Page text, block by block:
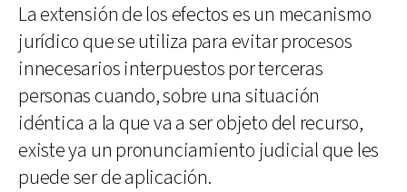
La extensión de los efectos es un mecanismo
jurídico que se utiliza para evitar procesos
innecesarios interpuestos por terceras
personas cuando, sobre una situación
idéntica a la que va a ser objeto del recurso,
existe ya un pronunciamiento judicial que les
puede ser de aplicación.